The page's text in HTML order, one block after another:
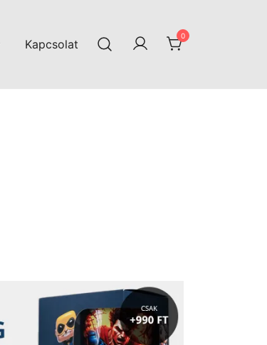
Kapcsolat
0